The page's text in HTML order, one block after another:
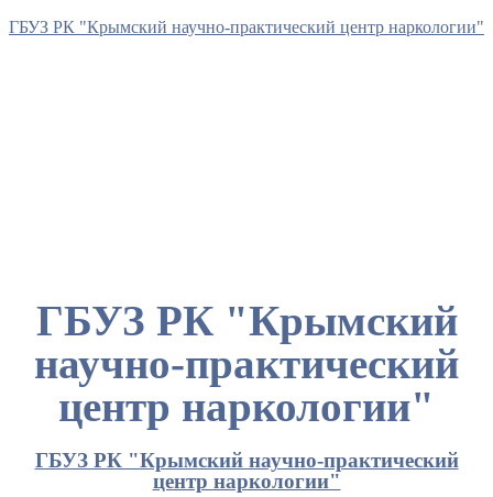
ГБУЗ РК "Крымский научно-практический центр наркологии"
ГБУЗ РК "Крымский
научно-практический
центр наркологии"
ГБУЗ РК "Крымский научно-практический
центр наркологии"